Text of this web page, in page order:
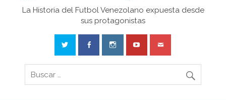
Venezuela
La Historia del Futbol Venezolano expuesta desde
sus protagonistas